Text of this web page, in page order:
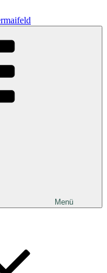
Menü